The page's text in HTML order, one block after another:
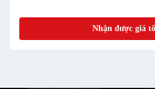
Nhận được giá